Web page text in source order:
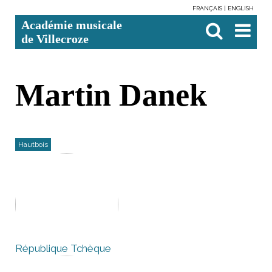
contenu.
Aller
à
personnels
FRANÇAIS ENGLISH
Académie musicale
de Villecroze

avancée…
Martin Danek
Hautbois
République Tchèque